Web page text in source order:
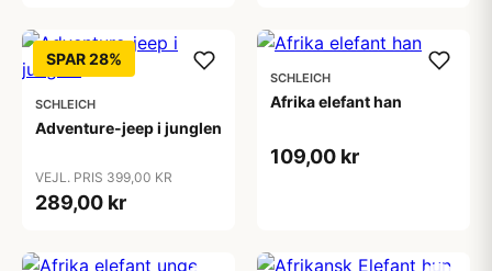
SPAR 28%
SCHLEICH
Adventure-jeep i junglen
VEJL. PRIS 399,00 KR
289,00 kr
SCHLEICH
Afrika elefant han
109,00 kr